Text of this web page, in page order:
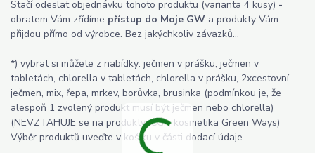
Stačí odeslat objednávku tohoto produktu (varianta 4 kusy) -
obratem Vám zřídíme přístup do Moje GW a produkty Vám
přijdou přímo od výrobce. Bez jakýchkoliv závazků...
*) vybrat si můžete z nabídky: ječmen v prášku, ječmen v
tabletách, chlorella v tabletách, chlorella v prášku, 2xcestovní
ječmen, mix, řepa, mrkev, borůvka, brusinka (podmínkou je, že
alespoň 1 zvolený produkt musí být ječmen nebo chlorella)
(NEVZTAHUJE se na produkty: CGF, kosmetika Green Ways)
Výběr produktů uveďte v košíku v části dodací údaje.